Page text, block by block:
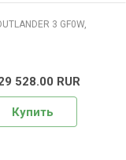
3 GF0W,
528.00 RUR
Купить